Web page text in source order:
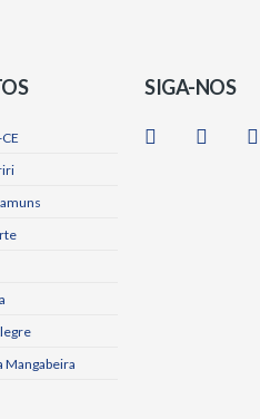
Mangabeira
SIGA-NOS